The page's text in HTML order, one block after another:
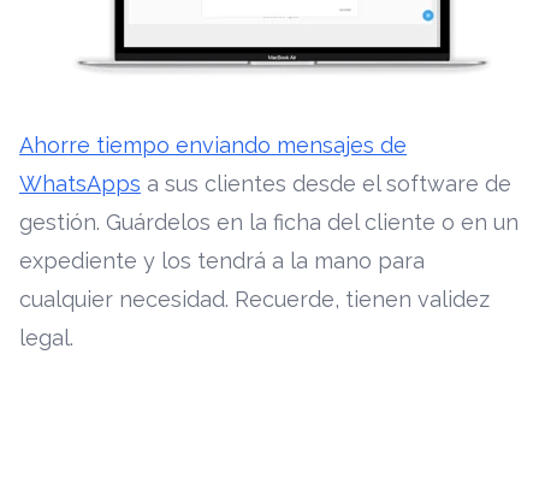
Ahorre tiempo enviando mensajes de
WhatsApps a sus clientes desde el software de
gestión. Guárdelos en la ficha del cliente o en un
expediente y los tendrá a la mano para
cualquier necesidad. Recuerde, tienen validez
legal.